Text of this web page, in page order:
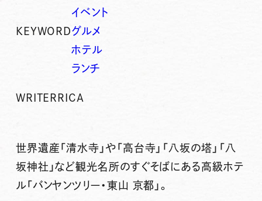
KEYWORD
イベント
グルメ
ホテル
ランチ
WRITER RICA
世界遺産「清水寺」や「高台寺」「八坂の塔」「八
坂神社」など観光名所のすぐそばにある高級ホテ
ル「バンヤンツリー・東山 京都 」。